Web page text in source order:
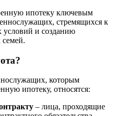
ипотеку ключевым
стремящихся к
и созданию
которым
ипотеку, относятся:
– лица, проходящие